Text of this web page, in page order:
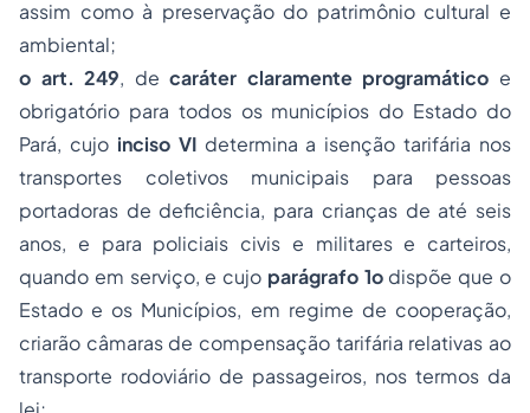
assim como à preservação do patrimônio cultural e
ambiental;
o art. 249, decaráter claramente programático e
obrigatório para todos os municípios do Estado do
Pará, cujo inciso VIdetermina a isenção tarifária nos
transportes coletivos municipais para pessoas
portadoras de deficiência, para crianças de até seis
anos, e para policiais civis e militares e carteiros,
quando em serviço, e cujo parágrafo 1odispõe que o
Estado e os Municípios, em regime de cooperação,
criarão câmaras de compensação tarifária relativas ao
transporte rodoviário de passageiros, nos termos da